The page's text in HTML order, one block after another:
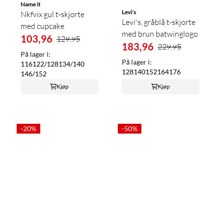
Name it
Nkfvix gul t-skjorte
med cupcake
103,96 129,95
På lager i:
116122/128134/140
146/152
Kjøp
Levi's
Levi's, gråblå t-skjorte
med brun batwinglogo
183,96 229,95
På lager i:
128140152164176
Kjøp
-20% -50%